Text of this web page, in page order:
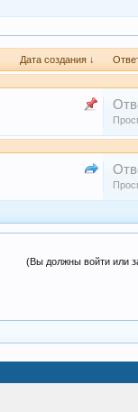
Дата создания ↓
(Вы должны войти или